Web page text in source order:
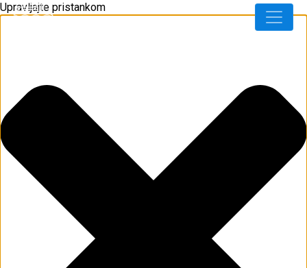
Upravljajte pristankom